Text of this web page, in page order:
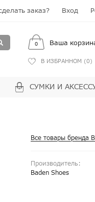
заказ? Вход
0 Ваша
В ИЗБРАННОМ (0)
СУМКИ И
Все товары бренда
Производитель:
Baden Shoes